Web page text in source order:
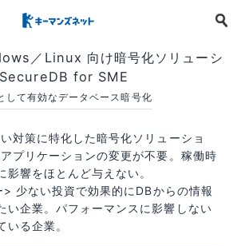
／Linux 向け暗号化ソリューシ
SecureDB for SME
して有効なデータベース暗号化
対策に特化した暗号化ソリューショ
プリケーションの変更が不要。稼働時
影響をほとんど与えない。
少ない投資で効果的にDBからの情報
い企業。パフォーマンスに影響しない
る企業。